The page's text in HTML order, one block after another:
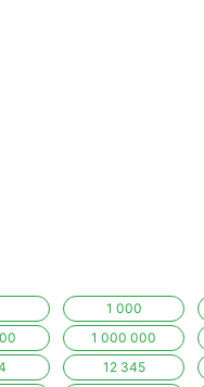
1 000
1 000 000
12 345